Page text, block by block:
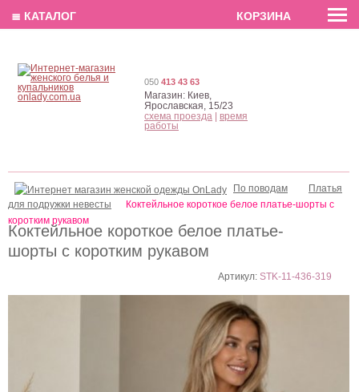
EN РУС
Коктейльное короткое белое платье-
шорты с коротким рукавом
Артикул:STK-11-436-319
По поводам
Платья
для подружки невесты
Коктейльное короткое белое платье-шорты с
коротким рукавом
050 413 43 63
Магазин: Киев,
Ярославская, 15/23
схема проезда
время
работы
≣ КАТАЛОГ КОРЗИНА